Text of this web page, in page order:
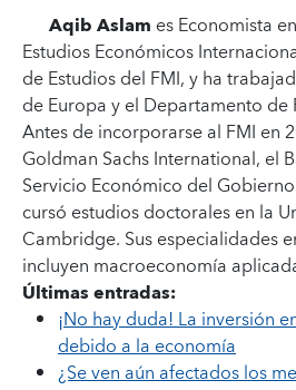
Aqib Aslam es Economista
Estudios Económicos
de Estudios del FMI, y ha
de Europa y el Departamento de
Antes de incorporarse al FMI en
Goldman Sachs International, el
Servicio Económico del
cursó estudios doctorales en la
Cambridge. Sus especialidades
incluyen macroeconomía
Últimas entradas:
¡No hay duda! La inversión
debido a la economía
¿Se ven aún afectados los